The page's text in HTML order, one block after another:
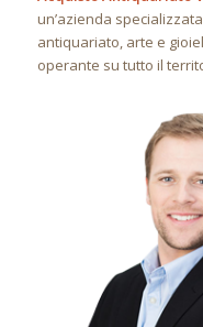
un’azienda
antiquariato, arte e
operante su tutto il